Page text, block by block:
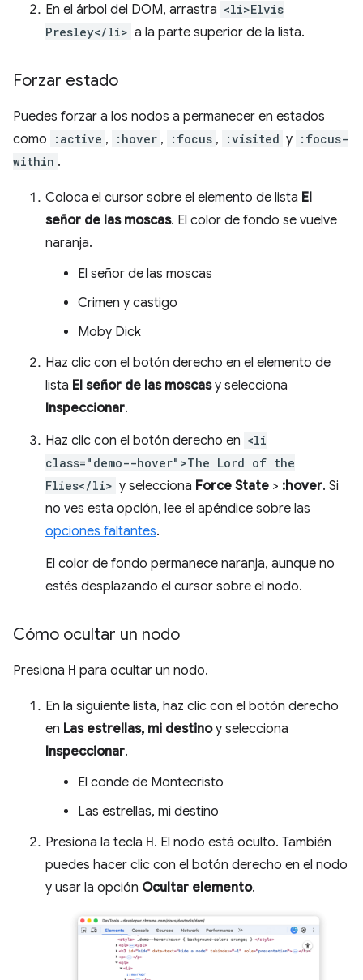
En el árbol del DOM, arrastra <li>Elvis
Presley</li> a la parte superior de la lista.
Forzar estado
Puedes forzar a los nodos a permanecer en estados
como
:active , :hover , :focus , :visited y :focus-
within .
Coloca el cursor sobre el elemento de lista El
señor de las moscas. El color de fondo se vuelve
naranja.
El señor de las moscas
Crimen y castigo
Moby Dick
Haz clic con el botón derecho en el elemento de
lista El señor de las moscasy selecciona
Inspeccionar.
Haz clic con el botón derecho en <li
class="demo--hover">The Lord of the
Flies</li> y selecciona Force State > :hover. Si
no ves esta opción, lee el apéndice sobre las
opciones faltantes.
El color de fondo permanece naranja, aunque no
estés desplazando el cursor sobre el nodo.
Cómo ocultar un nodo
Presiona H para ocultar un nodo.
En la siguiente lista, haz clic con el botón derecho
en Las estrellas, mi destinoy selecciona
Inspeccionar.
El conde de Montecristo
Las estrellas, mi destino
Presiona la tecla H. El nodo está oculto. También
puedes hacer clic con el botón derecho en el nodo
y usar la opción Ocultar elemento.